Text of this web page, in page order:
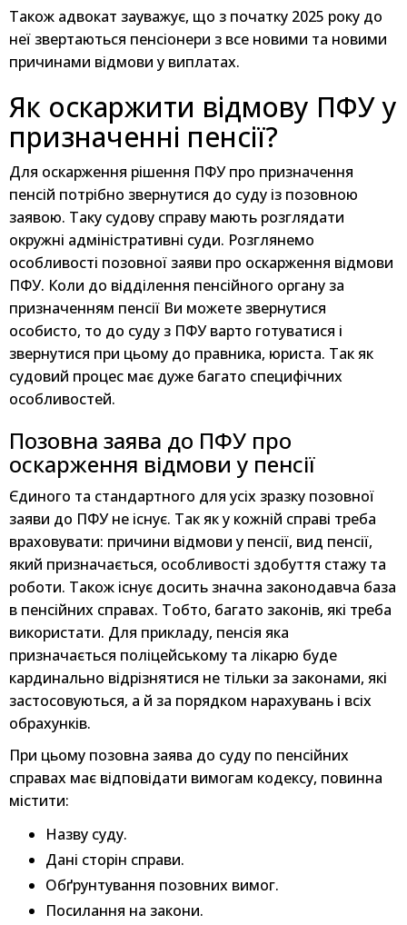
Також адвокат зауважує, що з початку 2025 року до
неї звертаються пенсіонери з все новими та новими
причинами відмови у виплатах.
Як оскаржити відмову ПФУ у
призначенні пенсії?
Для оскарження рішення ПФУ про призначення
пенсій потрібно звернутися до суду із позовною
заявою. Таку судову справу мають розглядати
окружні адміністративні суди. Розглянемо
особливості позовної заяви про оскарження відмови
ПФУ. Коли до відділення пенсійного органу за
призначенням пенсії Ви можете звернутися
особисто, то до суду з ПФУ варто готуватися і
звернутися при цьому до правника, юриста. Так як
судовий процес має дуже багато специфічних
особливостей.
Позовна заява до ПФУ про
оскарження відмови у пенсії
Єдиного та стандартного для усіх зразку позовної
заяви до ПФУ не існує. Так як у кожній справі треба
враховувати: причини відмови у пенсії, вид пенсії,
який призначається, особливості здобуття стажу та
роботи. Також існує досить значна законодавча база
в пенсійних справах. Тобто, багато законів, які треба
використати. Для прикладу, пенсія яка
призначається поліцейському та лікарю буде
кардинально відрізнятися не тільки за законами, які
застосовуються, а й за порядком нарахувань і всіх
обрахунків.
При цьому позовна заява до суду по пенсійних
справах має відповідати вимогам кодексу, повинна
містити:
Назву суду.
Дані сторін справи.
Обґрунтування позовних вимог.
Посилання на закони.